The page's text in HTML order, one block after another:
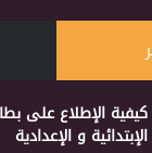
كيفية الإطلاع على
الإبتدائية و الإعدادية